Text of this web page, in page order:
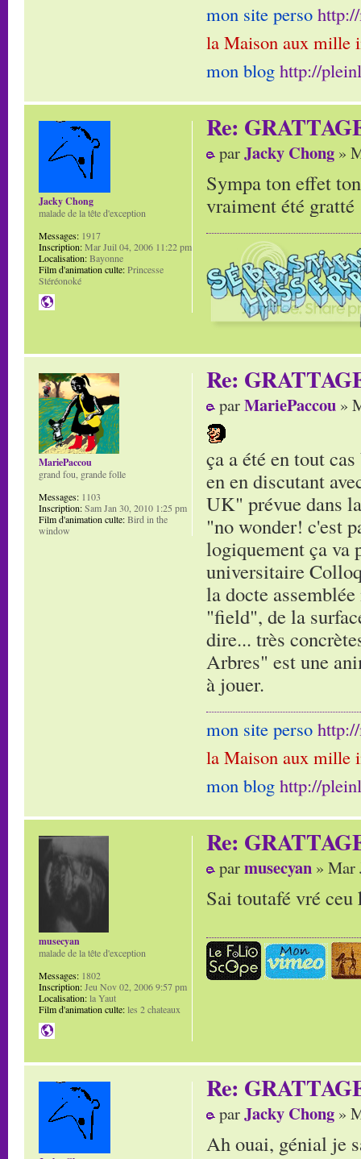
mon site perso
la Maison aux mille
mon blog http://
Re:
parJacky Chong »
Sympa ton effet
vraiment été gratté
Jacky Chong
malade de la tête d'exception
Messages: 1917
Inscription:Mar Juil 04, 2006 11:22 pm
Localisation:Bayonne
Film d'animation culte:Princesse
Stéréonoké
Re:
parMariePaccou »
ça a été en tout
en en discutant
UK" prévue dans
"no wonder! c'est
logiquement ça va
universitaire
la docte
"field", de la
dire... très
Arbres" est une
à jouer.
mon site perso
la Maison aux mille
mon blog http://
MariePaccou
grand fou, grande folle
Messages: 1103
Inscription:Sam Jan 30, 2010 1:25 pm
Film d'animation culte:Bird in the
window
Re:
parmusecyan » Mar
Sai toutafé vré
musecyan
malade de la tête d'exception
Messages: 1802
Inscription:Jeu Nov 02, 2006 9:57 pm
Localisation:la Yaut
Film d'animation culte:les 2 chateaux
Re:
parJacky Chong »
Ah ouai, génial je